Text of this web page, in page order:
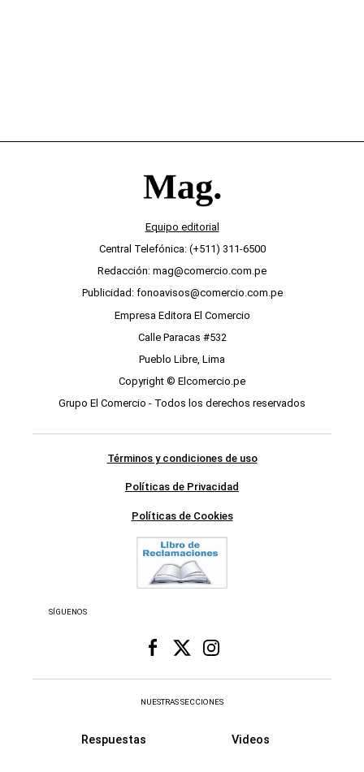
Equipo editorial
Central Telefónica: (+511) 311-6500
Redacción: mag@comercio.com.pe
Publicidad: fonoavisos@comercio.com.pe
Empresa Editora El Comercio
Calle Paracas #532
Pueblo Libre, Lima
Copyright © Elcomercio.pe
Grupo El Comercio - Todos los derechos reservados
Términos y condiciones de uso
Políticas de Privacidad
Políticas de Cookies
SÍGUENOS
NUESTRAS SECCIONES
Respuestas Videos